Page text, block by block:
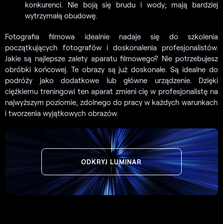
konkurenci. Nie boją się brudu i wody; mają bardziej
wytrzymałą obudowę.
Fotografia filmowa idealnie nadaje się do szkolenia
początkujących fotografów i doskonalenia profesjonalistów.
Jakie są najlepsze zalety aparatu filmowego? Nie potrzebujesz
obróbki końcowej. Te obrazy są już doskonałe. Są idealne do
podróży jako dodatkowe lub główne urządzenie. Dzięki
ciężkiemu treningowi ten aparat zmieni cię w profesjonalistę na
najwyższym poziomie, zdolnego do pracy w każdych warunkach
i tworzenia wyjątkowych obrazów.
ODKRYJ LUMINAR